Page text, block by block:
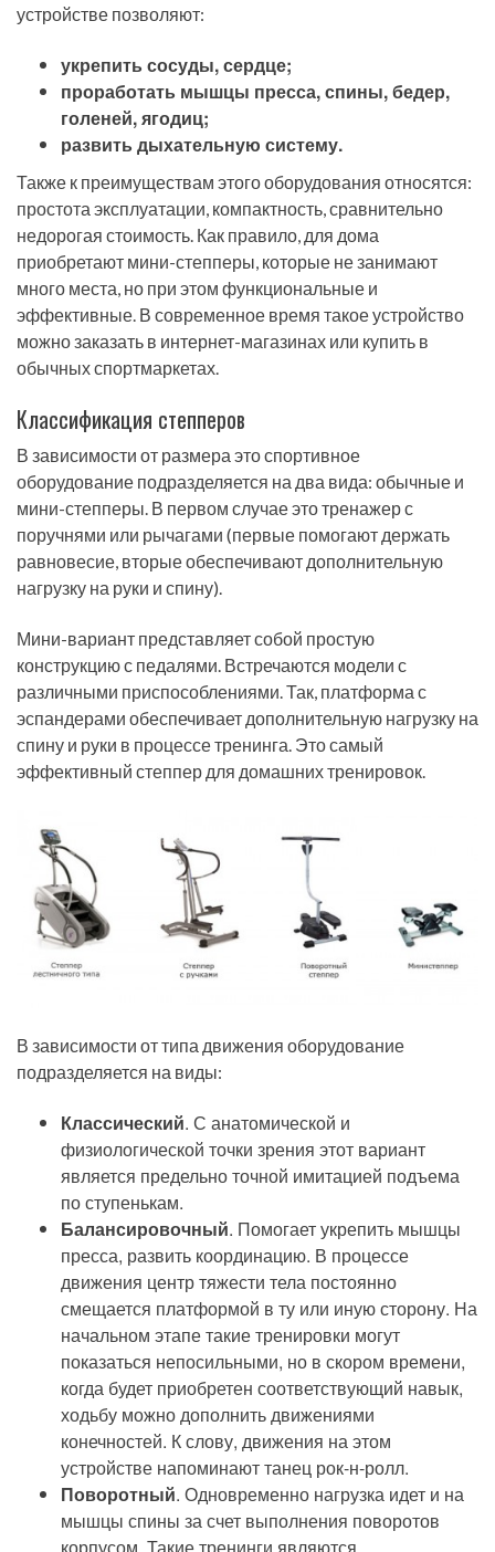
устройстве позволяют:
укрепить сосуды, сердце;
проработать мышцы пресса, спины, бедер,
голеней, ягодиц;
развить дыхательную систему.
Также к преимуществам этого оборудования относятся:
простота эксплуатации, компактность, сравнительно
недорогая стоимость. Как правило, для дома
приобретают мини-степперы, которые не занимают
много места, но при этом функциональные и
эффективные. В современное время такое устройство
можно заказать в интернет-магазинах или купить в
обычных спортмаркетах.
Классификация степперов
В зависимости от размера это спортивное
оборудование подразделяется на два вида: обычные и
мини-степперы. В первом случае это тренажер с
поручнями или рычагами (первые помогают держать
равновесие, вторые обеспечивают дополнительную
нагрузку на руки и спину).
Мини-вариант представляет собой простую
конструкцию с педалями. Встречаются модели с
различными приспособлениями. Так, платформа с
эспандерами обеспечивает дополнительную нагрузку на
спину и руки в процессе тренинга. Это самый
эффективный степпер для домашних тренировок.
В зависимости от типа движения оборудование
подразделяется на виды:
Классический. С анатомической и
физиологической точки зрения этот вариант
является предельно точной имитацией подъема
по ступенькам.
Балансировочный. Помогает укрепить мышцы
пресса, развить координацию. В процессе
движения центр тяжести тела постоянно
смещается платформой в ту или иную сторону. На
начальном этапе такие тренировки могут
показаться непосильными, но в скором времени,
когда будет приобретен соответствующий навык,
ходьбу можно дополнить движениями
конечностей. К слову, движения на этом
устройстве напоминают танец рок-н-ролл.
Поворотный. Одновременно нагрузка идет и на
мышцы спины за счет выполнения поворотов